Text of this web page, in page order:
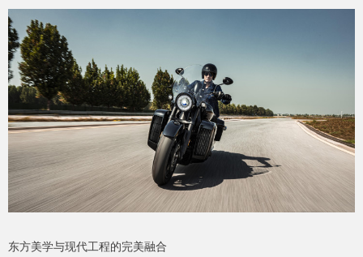
东方美学与现代工程的完美融合